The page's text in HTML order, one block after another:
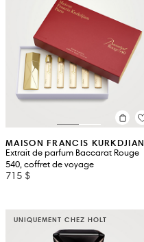
MAISON FRANCIS KURKDJIAN
Extrait de parfum Baccarat Rouge
540, coffret de voyage
715 $
UNIQUEMENT CHEZ HOLT